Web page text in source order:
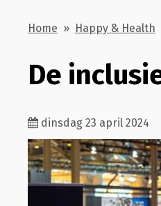
Home » Happy & Health
De
dinsdag 23 april 2024